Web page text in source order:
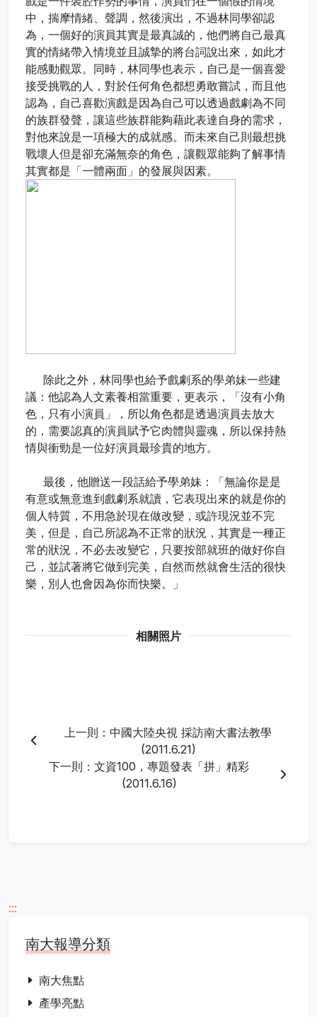
中，揣摩情緒、聲調，然後演出，不過林同學卻認
為，一個好的演員其實是最真誠的，他們將自己最真
實的情緒帶入情境並且誠摯的將台詞說出來，如此才
能感動觀眾。同時，林同學也表示，自己是一個喜愛
接受挑戰的人，對於任何角色都想勇敢嘗試，而且他
認為，自己喜歡演戲是因為自己可以透過戲劇為不同
的族群發聲，讓這些族群能夠藉此表達自身的需求，
對他來說是一項極大的成就感。而未來自己則最想挑
戰壞人但是卻充滿無奈的角色，讓觀眾能夠了解事情
其實都是「一體兩面」的發展與因素。
除此之外，林同學也給予戲劇系的學弟妹一些建
議：他認為人文素養相當重要，更表示，「沒有小角
色，只有小演員」，所以角色都是透過演員去放大
的，需要認真的演員賦予它肉體與靈魂，所以保持熱
情與衝勁是一位好演員最珍貴的地方。
最後，他贈送一段話給予學弟妹：「無論你是是
有意或無意進到戲劇系就讀，它表現出來的就是你的
個人特質，不用急於現在做改變，或許現況並不完
美，但是，自己所認為不正常的狀況，其實是一種正
常的狀況，不必去改變它，只要按部就班的做好你自
己，並試著將它做到完美，自然而然就會生活的很快
樂，別人也會因為你而快樂。」
相關照片
上一則：中國大陸央視 採訪南大書法教學
(2011.6.21)
下一則：文資100，專題發表「拼」精彩
(2011.6.16)
:::
南大報導分類
南大焦點
產學亮點